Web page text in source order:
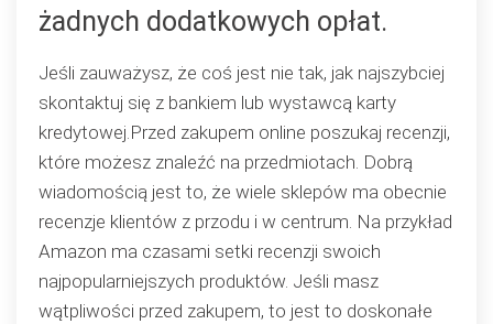
żadnych dodatkowych opłat.
Jeśli zauważysz, że coś jest nie tak, jak najszybciej
skontaktuj się z bankiem lub wystawcą karty
kredytowej.Przed zakupem online poszukaj recenzji,
które możesz znaleźć na przedmiotach. Dobrą
wiadomością jest to, że wiele sklepów ma obecnie
recenzje klientów z przodu i w centrum. Na przykład
Amazon ma czasami setki recenzji swoich
najpopularniejszych produktów. Jeśli masz
wątpliwości przed zakupem, to jest to doskonałe